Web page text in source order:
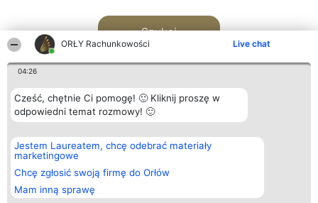
ORŁY Rachunkowości Live chat
04:26
Cześć, chętnie Ci pomogę! 🙂 Kliknij proszę w
odpowiedni temat rozmowy! 🙂
Jestem Laureatem, chcę odebrać materiały
marketingowe
Chcę zgłosić swoją firmę do Orłów
Mam inną sprawę
Szukaj
Organizator plebiscytu
Bright Side Solutions sp. z o.
o. sp. k.
ul. Ruska 22
Wrocław 50-079
KRS 0000749100 | Regon
381313360 | NIP 8943132676
Plebiscyt
Laureaci
wszystkich
Laureatów
Regulamin
Kontakt
Kontakt